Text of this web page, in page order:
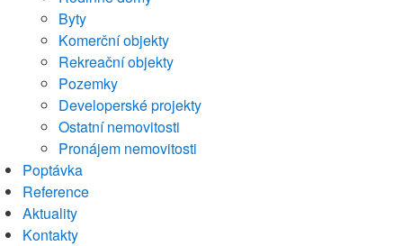
Byty
Komerční objekty
Rekreační objekty
Pozemky
Developerské projekty
Ostatní nemovitosti
Pronájem nemovitosti
Poptávka
Reference
Aktuality
Kontakty